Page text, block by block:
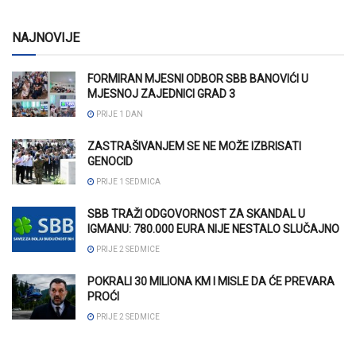
NAJNOVIJE
FORMIRAN MJESNI ODBOR SBB BANOVIĆI U
MJESNOJ ZAJEDNICI GRAD 3
PRIJE 1 DAN
ZASTRAŠIVANJEM SE NE MOŽE IZBRISATI
GENOCID
PRIJE 1 SEDMICA
SBB TRAŽI ODGOVORNOST ZA SKANDAL U
IGMANU: 780.000 EURA NIJE NESTALO SLUČAJNO
PRIJE 2 SEDMICE
POKRALI 30 MILIONA KM I MISLE DA ĆE PREVARA
PROĆI
PRIJE 2 SEDMICE